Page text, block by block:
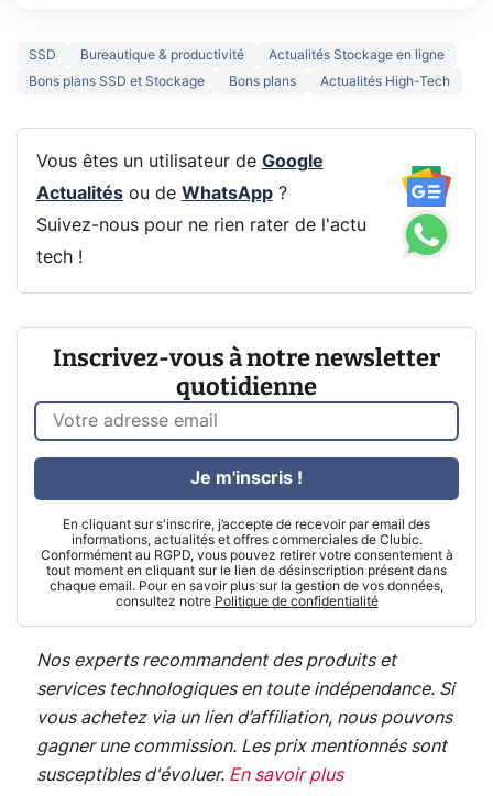
SSD Bureautique & productivité
Actualités Stockage en ligne
Bons plans SSD et Stockage
Bons plans Actualités High-Tech
Vous êtes un utilisateur de Google
Actualitésou de WhatsApp?
Suivez-nous pour ne rien rater de l'actu
tech !
Inscrivez-vous à notre newsletter
quotidienne
En cliquant sur s'inscrire, j’accepte de recevoir par email des
informations, actualités et offres commerciales de Clubic.
Conformément au RGPD, vous pouvez retirer votre consentement à
tout moment en cliquant sur le lien de désinscription présent dans
chaque email. Pour en savoir plus sur la gestion de vos données,
consultez notre Politique de confidentialité
Je m'inscris !
Nos experts recommandent des produits et
services technologiques en toute indépendance. Si
vous achetez via un lien d’affiliation, nous pouvons
gagner une commission. Les prix mentionnés sont
susceptibles d'évoluer. En savoir plus